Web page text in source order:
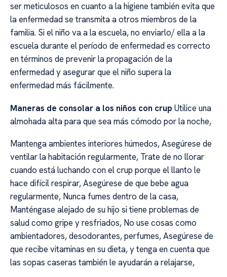
ser meticulosos en cuanto a la higiene también evita que
la enfermedad se transmita a otros miembros de la
familia. Si el niño va a la escuela, no enviarlo/ ella a la
escuela durante el período de enfermedad es correcto
en términos de prevenir la propagación de la
enfermedad y asegurar que el niño supera la
enfermedad más fácilmente.
Maneras de consolar a los niños con crup Utilice una
almohada alta para que sea más cómodo por la noche,
Mantenga ambientes interiores húmedos, Asegúrese de
ventilar la habitación regularmente, Trate de no llorar
cuando está luchando con el crup porque el llanto le
hace difícil respirar, Asegúrese de que bebe agua
regularmente, Nunca fumes dentro de la casa,
Manténgase alejado de su hijo si tiene problemas de
salud como gripe y resfriados, No use cosas como
ambientadores, desodorantes, perfumes, Asegúrese de
que recibe vitaminas en su dieta, y tenga en cuenta que
las sopas caseras también le ayudarán a relajarse,